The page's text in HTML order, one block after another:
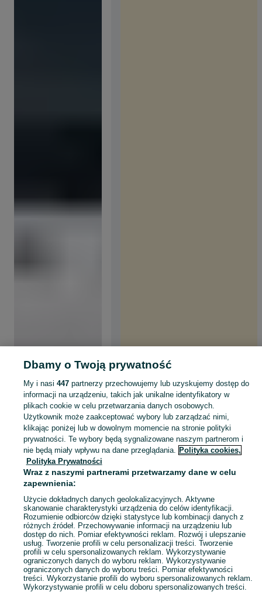
Dbamy o Twoją prywatność
My i nasi 447partnerzy przechowujemy lub uzyskujemy dostęp do
informacji na urządzeniu, takich jak unikalne identyfikatory w
plikach cookie w celu przetwarzania danych osobowych.
Użytkownik może zaakceptować wybory lub zarządzać nimi,
klikając poniżej lub w dowolnym momencie na stronie polityki
prywatności. Te wybory będą sygnalizowane naszym partnerom i
nie będą miały wpływu na dane przeglądania. Polityka cookies,
Polityka Prywatności
Wraz z naszymi partnerami przetwarzamy dane w celu
zapewnienia:
Użycie dokładnych danych geolokalizacyjnych. Aktywne
skanowanie charakterystyki urządzenia do celów identyfikacji.
Rozumienie odbiorców dzięki statystyce lub kombinacji danych z
różnych źródeł. Przechowywanie informacji na urządzeniu lub
dostęp do nich. Pomiar efektywności reklam. Rozwój i ulepszanie
usług. Tworzenie profili w celu personalizacji treści. Tworzenie
profili w celu spersonalizowanych reklam. Wykorzystywanie
ograniczonych danych do wyboru reklam. Wykorzystywanie
ograniczonych danych do wyboru treści. Pomiar efektywności
treści. Wykorzystanie profili do wyboru spersonalizowanych reklam.
Wykorzystywanie profili w celu doboru spersonalizowanych treści.